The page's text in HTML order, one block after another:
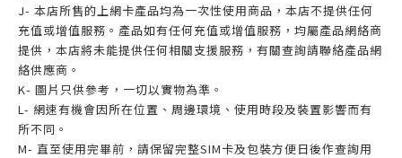
J- 本店所售的上網卡產品均為一次性使用商品，本店不提供任何
充值或增值服務。產品如有任何充值或增值服務，均屬產品網絡商
提供，本店將未能提供任何相關支援服務，有關查詢請聯絡產品網
絡供應商。
K- 圖片只供參考，一切以實物為準。
L- 網速有機會因所在位置、周邊環境、使用時段及裝置影響而有
所不同。
M- 直至使用完畢前，請保留完整SIM卡及包裝方便日後作查詢用